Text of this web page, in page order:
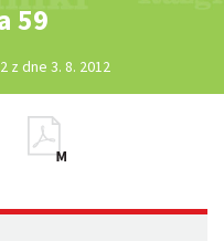
59
z dne 3. 8. 2012